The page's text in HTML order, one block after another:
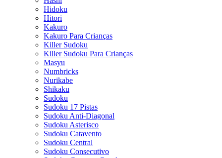
Hidoku
Hitori
Kakuro
Kakuro Para Crianças
Killer Sudoku
Killer Sudoku Para Crianças
Masyu
Numbricks
Nurikabe
Shikaku
Sudoku
Sudoku 17 Pistas
Sudoku Anti-Diagonal
Sudoku Asterisco
Sudoku Catavento
Sudoku Central
Sudoku Consecutivo